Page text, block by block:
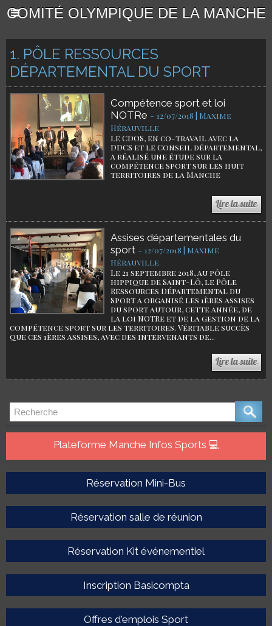
COMITÉ OLYMPIQUE DE LA MANCHE
1. PÔLE RESSOURCES
DÉPARTEMENTAL DU SPORT
Compétence sport et loi
NOTRe - 12/07/2018 | Maxime
Hérauville
Le CDOS, en co-travail avec la
DDCS et le Conseil départemental,
a réalisé une étude sur la
compétence sport sur les huit
territoires de la Manche
Assises départementales du
sport - 12/07/2018 | Maxime
Hérauville
Le 21 septembre 2018, au pôle
hippique de Saint-Lô, le Pôle
Ressources Départemental du
Sport a organisé les 1ères assises
du sport autour, cette année, de
la loi NOTRe et de la gestion de la
compétence sport sur les territoires. Véritable succès
que ces 1ères assises, avec des intervenants de...
Plateforme Manche Infos Sports 💻
Réservation Mini-Bus
Réservation salle de réunion
Réservation Kit événementiel
Inscription Basicompta
Offres d'emplois Sport